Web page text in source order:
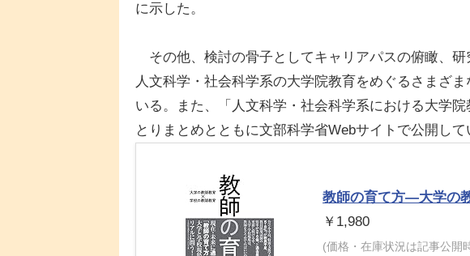
に示した。
その他、検討の骨子としてキャリアパスの俯瞰、研
人文科学・社会科学系の大学院教育をめぐるさまざ
いる。また、「人文科学・社会科学系における大学
とりまとめとともに文部科学省Webサイトで公開して
教師の育て方―大学の
￥1,980
(価格・在庫状況は記事公開